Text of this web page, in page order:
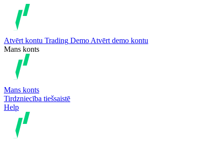
Atvērt kontu Trading Demo Atvērt demo kontu
Mans konts
Mans konts
Tirdzniecība tiešsaistē
Help